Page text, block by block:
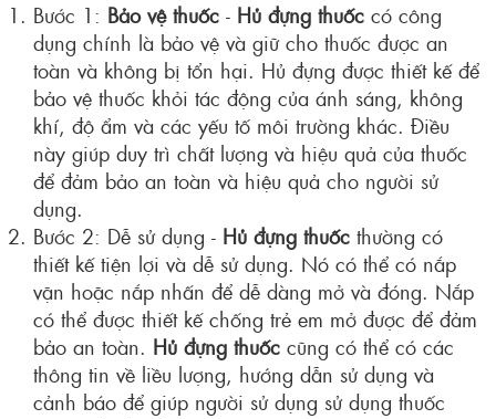
Bước 1: Bảo vệ thuốc - Hủ đựng thuốc có công
dụng chính là bảo vệ và giữ cho thuốc được an
toàn và không bị tổn hại. Hủ đựng được thiết kế để
bảo vệ thuốc khỏi tác động của ánh sáng, không
khí, độ ẩm và các yếu tố môi trường khác. Điều
này giúp duy trì chất lượng và hiệu quả của thuốc
để đảm bảo an toàn và hiệu quả cho người sử
dụng.
Bước 2: Dễ sử dụng - Hủ đựng thuốc thường có
thiết kế tiện lợi và dễ sử dụng. Nó có thể có nắp
vặn hoặc nắp nhấn để dễ dàng mở và đóng. Nắp
có thể được thiết kế chống trẻ em mở được để đảm
bảo an toàn. Hủ đựng thuốc cũng có thể có các
thông tin về liều lượng, hướng dẫn sử dụng và
cảnh báo để giúp người sử dụng sử dụng thuốc